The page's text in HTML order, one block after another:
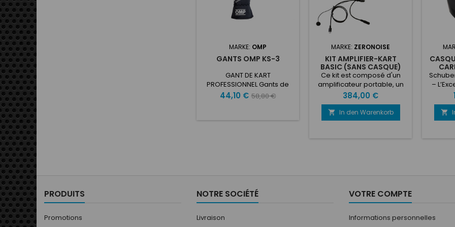
MARKE: OMP
GANTS OMP KS-3
GANT DE KART
PROFESSIONNEL Gants de
karting en tissu strech
résistant et confortable.
Preis
44,10 € Verkaufspreis
58,80 €
MARKE: ZERONOISE
KIT AMPLIFIER-KART
BASIC (SANS CASQUE)
ZERONOISE
Ce kit est composé d'un
amplificateur portable, un
kit USB C / 3.5mm Jack et
d'écouteurs ZERONOISE.
Preis
384,00 €
 In den Warenkorb
–
Karting
les

PRODUITS
Promotions
NOTRE SOCIÉTÉ
Livraison
VOTRE COMPTE
Informations personnelles